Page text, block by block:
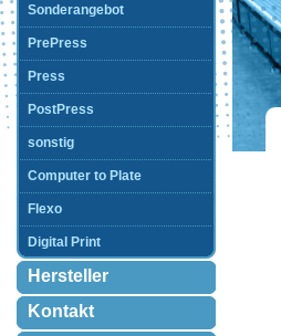
Sonderangebot
PrePress
Press
PostPress
sonstig
Computer to Plate
Flexo
Digital Print
Hersteller
Kontakt